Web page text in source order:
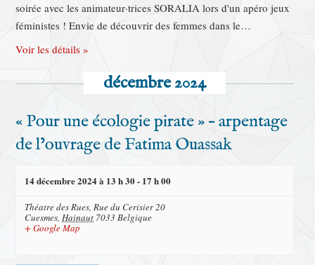
soirée avec les animateur·trices SORALIA lors d'un apéro jeux
féministes ! Envie de découvrir des femmes dans le…
Voir les détails »
décembre 2024
« Pour une écologie pirate » – arpentage
de l’ouvrage de Fatima Ouassak
14 décembre 2024 à 13 h 30- 17 h 00
Théatre des Rues, Rue du Cerisier 20
Cuesmes, Hainaut 7033 Belgique
+ Google Map